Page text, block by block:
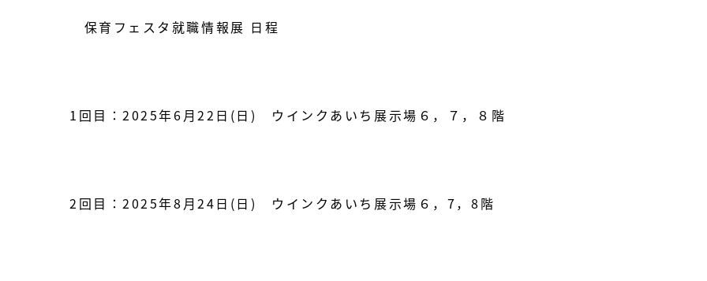
保育フェスタ就職情報展 日程
1回目：2025年6月22日(日) ウインクあいち展示場６，７，８階
2回目：2025年8月24日(日) ウインクあいち展示場６，7，8階